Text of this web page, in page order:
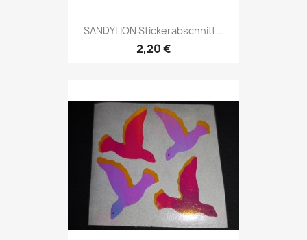
SANDYLION Stickerabschnitt...
2,20 €